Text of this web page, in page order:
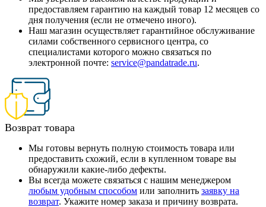
предоставляем гарантию на каждый товар 12 месяцев со
дня получения (если не отмечено иного).
Наш магазин осуществляет гарантийное обслуживание
силами собственного сервисного центра, со
специалистами которого можно связаться по
электронной почте: service@pandatrade.ru.
Возврат товара
Мы готовы вернуть полную стоимость товара или
предоставить схожий, если в купленном товаре вы
обнаружили какие-либо дефекты.
Вы всегда можете связаться с нашим менеджером
любым удобным способом или заполнить заявку на
возврат. Укажите номер заказа и причину возврата.